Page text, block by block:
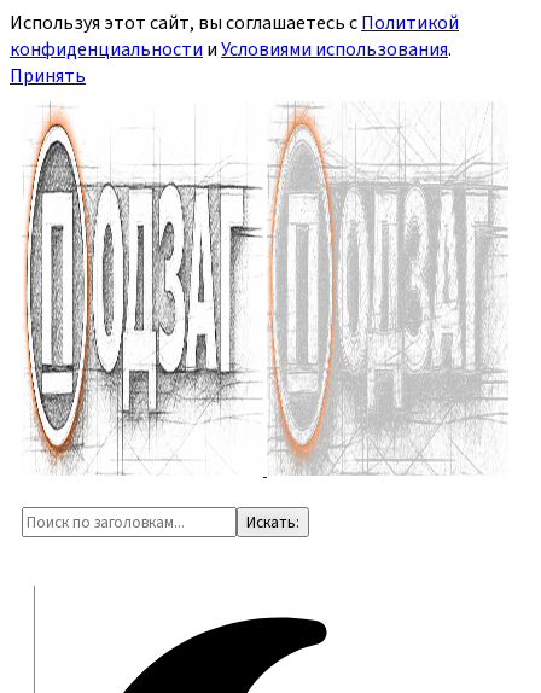
Используя этот сайт, вы соглашаетесь сПолитикой
конфиденциальности иУсловиями использования.
Принять